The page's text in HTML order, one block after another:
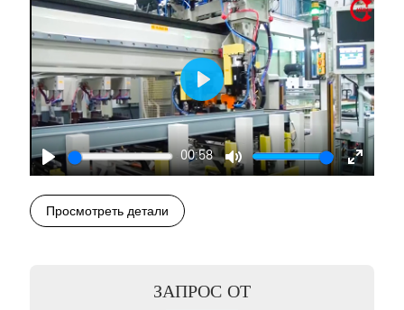
Play
00:58
Mute
Enter
Play
Просмотреть детали
ЗАПРОС ОТ